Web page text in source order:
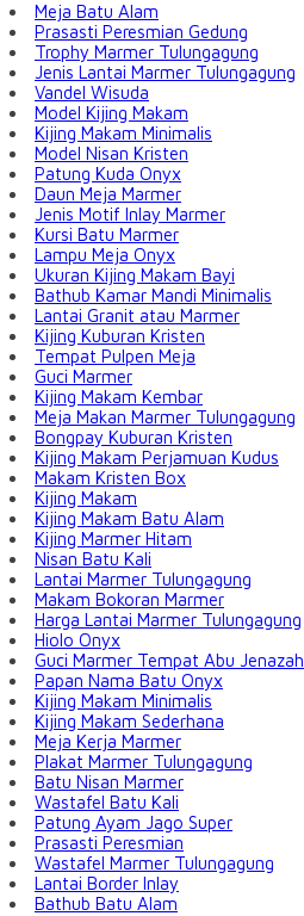
Meja Batu Alam
Prasasti Peresmian Gedung
Trophy Marmer Tulungagung
Jenis Lantai Marmer Tulungagung
Vandel Wisuda
Model Kijing Makam
Kijing Makam Minimalis
Model Nisan Kristen
Patung Kuda Onyx
Daun Meja Marmer
Jenis Motif Inlay Marmer
Kursi Batu Marmer
Lampu Meja Onyx
Ukuran Kijing Makam Bayi
Bathub Kamar Mandi Minimalis
Lantai Granit atau Marmer
Kijing Kuburan Kristen
Tempat Pulpen Meja
Guci Marmer
Kijing Makam Kembar
Meja Makan Marmer Tulungagung
Bongpay Kuburan Kristen
Kijing Makam Perjamuan Kudus
Makam Kristen Box
Kijing Makam
Kijing Makam Batu Alam
Kijing Marmer Hitam
Nisan Batu Kali
Lantai Marmer Tulungagung
Makam Bokoran Marmer
Harga Lantai Marmer Tulungagung
Hiolo Onyx
Guci Marmer Tempat Abu Jenazah
Papan Nama Batu Onyx
Kijing Makam Minimalis
Kijing Makam Sederhana
Meja Kerja Marmer
Plakat Marmer Tulungagung
Batu Nisan Marmer
Wastafel Batu Kali
Patung Ayam Jago Super
Prasasti Peresmian
Wastafel Marmer Tulungagung
Lantai Border Inlay
Bathub Batu Alam